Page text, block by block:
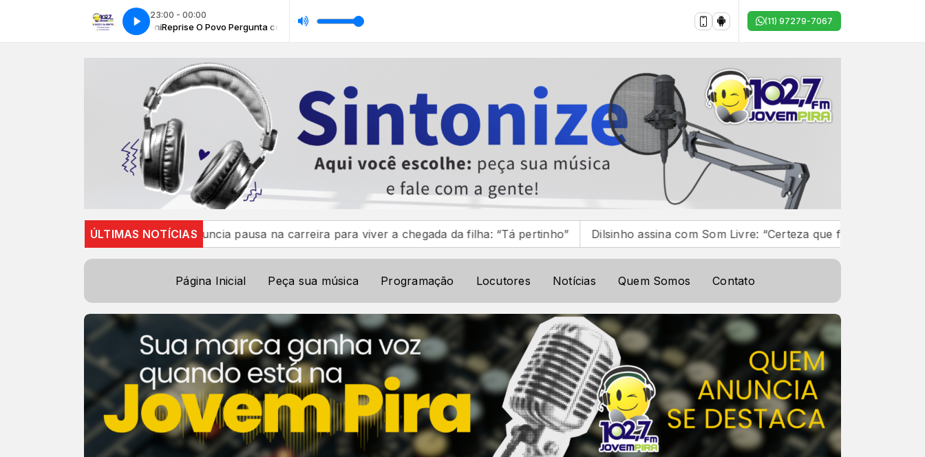
23:00 - 00:00
com Priscilla Lorenzoni Reprise O Povo Pergunta com Priscilla Lorenzoni
(11) 97279-7067
ÚLTIMAS NOTÍCIAS
Mari Fernandez anuncia pausa na carreira para viver a chegada da filha: “Tá pertinho” Dilsinho assina com Som Livre: “Certeza que faremos músicas e
Página Inicial Peça sua música Programação Locutores Notícias Quem Somos Contato